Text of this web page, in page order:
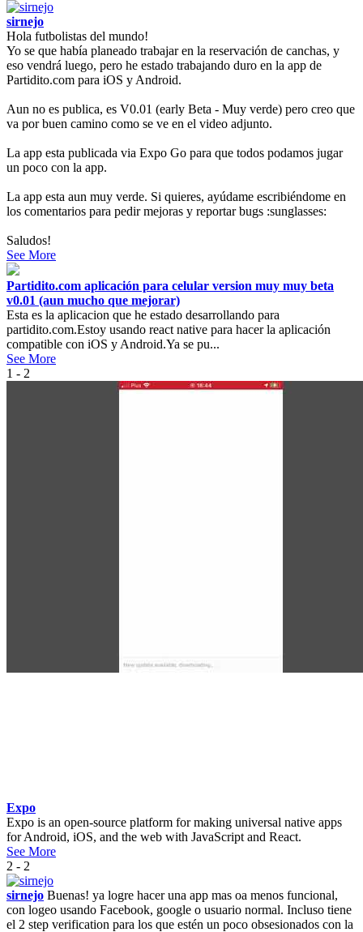
sirnejo
Hola futbolistas del mundo!
Yo se que había planeado trabajar en la reservación de canchas, y
eso vendrá luego, pero he estado trabajando duro en la app de
Partidito.com para iOS y Android.
Aun no es publica, es V0.01 (early Beta - Muy verde) pero creo que
va por buen camino como se ve en el video adjunto.
La app esta publicada via Expo Go para que todos podamos jugar
un poco con la app.
La app esta aun muy verde. Si quieres, ayúdame escribiéndome en
los comentarios para pedir mejoras y reportar bugs :sunglasses:
Saludos!
See More
Partidito.com aplicación para celular version muy muy beta
v0.01 (aun mucho que mejorar)
Esta es la aplicacion que he estado desarrollando para
partidito.com.Estoy usando react native para hacer la aplicación
compatible con iOS y Android.Ya se pu...
See More
1 - 2
Expo
Expo is an open-source platform for making universal native apps
for Android, iOS, and the web with JavaScript and React.
See More
2 - 2
sirnejo Buenas! ya logre hacer una app mas oa menos funcional,
con logeo usando Facebook, google o usuario normal. Incluso tiene
el 2 step verification para los que estén un poco obsesionados con la